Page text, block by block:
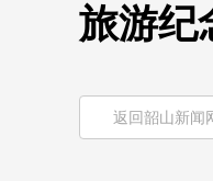
旅游纪
返回韶山新闻